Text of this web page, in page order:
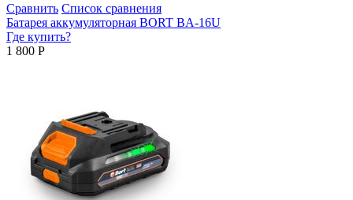
Сравнить Список сравнения
Батарея аккумуляторная BORT BA-16U
Где купить?
1 800 Р